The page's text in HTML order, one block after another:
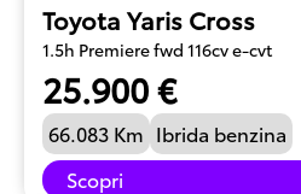
Toyota Yaris Cross
1.5h Premiere fwd 116cv e-cvt
25.900 €
66.083 Km Ibrida benzina
Scopri